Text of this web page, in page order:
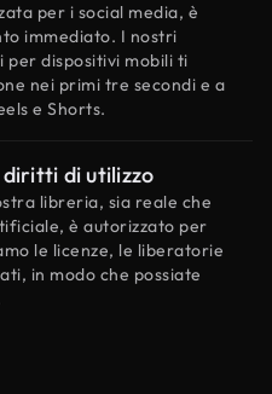
per i social media, è
immediato. I nostri
dispositivi mobili ti
nei primi tre secondi e a
e Shorts.
di utilizzo
libreria, sia reale che
è autorizzato per
le licenze, le liberatorie
in modo che possiate